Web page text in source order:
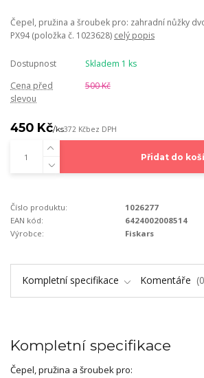
Čepel, pružina a šroubek pro: zahradní nůžky
PX94 (položka č. 1023628) celý popis
Dostupnost
Skladem 1 ks
Cena před
slevou
500 Kč
450 Kč/ks372 Kčbez DPH
Přidat do
Číslo produktu:
1026277
EAN kód:
6424002008514
Výrobce:
Fiskars
Kompletní specifikace Komentáře 0
Kompletní specifikace
Čepel, pružina a šroubek pro: